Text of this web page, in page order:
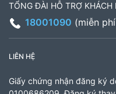
CH 21B Ba La (CH 16
903460846
TỔNG ĐÀI HỖ TRỢ KHÁCH
18001090 (miễn
LIÊN HỆ
Giấy chứng nhận đăng ký